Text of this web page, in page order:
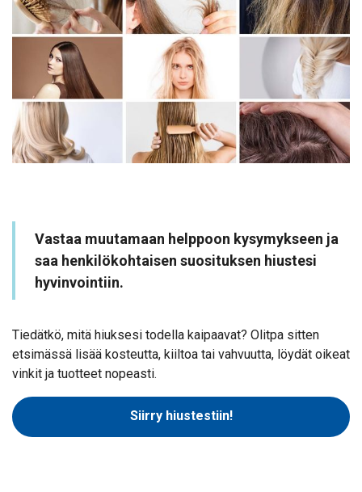
Vastaa muutamaan helppoon kysymykseen ja
saa henkilökohtaisen suosituksen hiustesi
hyvinvointiin.
Tiedätkö, mitä hiuksesi todella kaipaavat? Olitpa sitten
etsimässä lisää kosteutta, kiiltoa tai vahvuutta, löydät oikeat
vinkit ja tuotteet nopeasti.
Siirry hiustestiin!